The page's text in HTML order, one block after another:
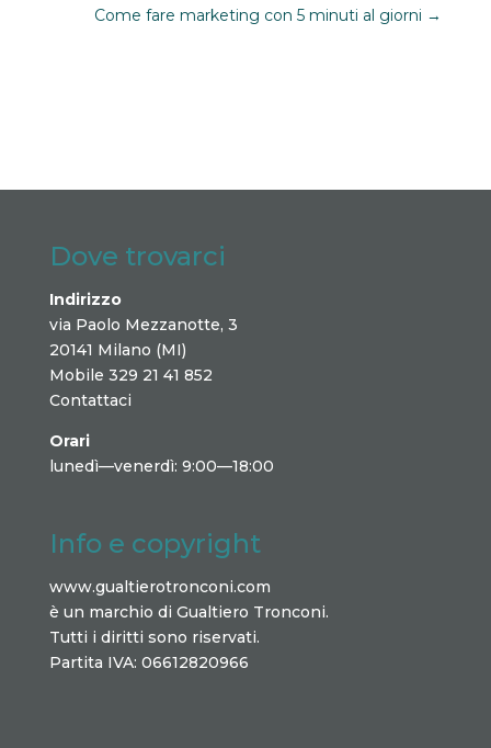
Come fare marketing con 5 minuti al giorni →
Dove trovarci
Indirizzo
via Paolo Mezzanotte, 3
20141 Milano (MI)
Mobile 329 21 41 852
Contattaci
Orari
lunedì—venerdì: 9:00—18:00
Info e copyright
www.gualtierotronconi.com
è un marchio di Gualtiero Tronconi.
Tutti i diritti sono riservati.
Partita IVA: 06612820966